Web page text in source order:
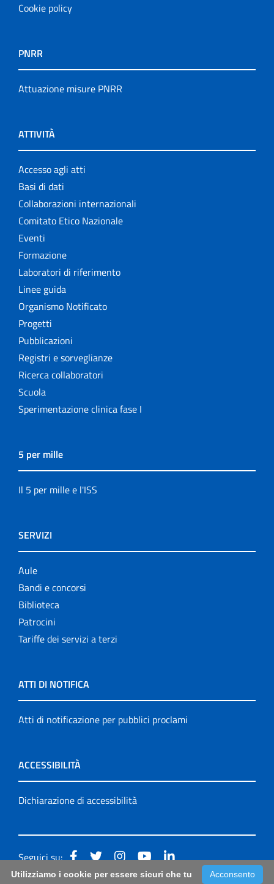
Cookie policy
PNRR
Attuazione misure PNRR
ATTIVITÀ
Accesso agli atti
Basi di dati
Collaborazioni internazionali
Comitato Etico Nazionale
Eventi
Formazione
Laboratori di riferimento
Linee guida
Organismo Notificato
Progetti
Pubblicazioni
Registri e sorveglianze
Ricerca collaboratori
Scuola
Sperimentazione clinica fase I
5 per mille
Il 5 per mille e l'ISS
SERVIZI
Aule
Bandi e concorsi
Biblioteca
Patrocini
Tariffe dei servizi a terzi
ATTI DI NOTIFICA
Atti di notificazione per pubblici proclami
ACCESSIBILITÀ
Dichiarazione di accessibilità
Seguici su:
Acconsento
Utilizziamo i cookie per essere sicuri che tu